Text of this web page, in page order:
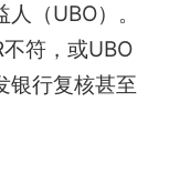
（UBO）。
符，或UBO
银行复核甚至